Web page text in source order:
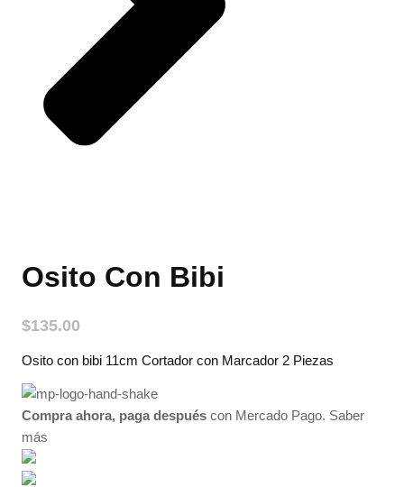
Osito Con Bibi
$135.00
Osito con bibi 11cm Cortador con Marcador 2 Piezas
Compra ahora, paga después con Mercado Pago. Saber
más